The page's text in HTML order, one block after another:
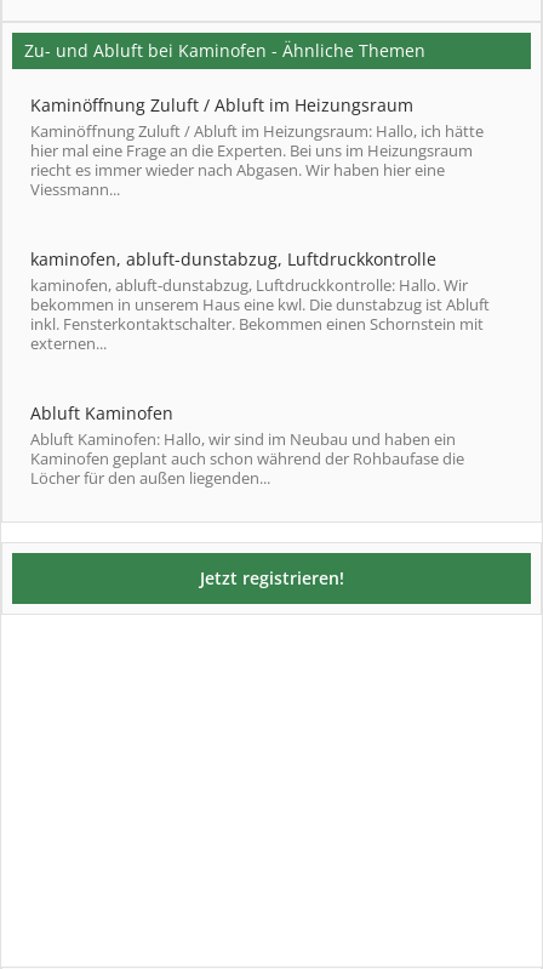
Zu- und Abluft bei Kaminofen - Ähnliche Themen
Kaminöffnung Zuluft / Abluft im Heizungsraum
Kaminöffnung Zuluft / Abluft im Heizungsraum: Hallo, ich hätte
hier mal eine Frage an die Experten. Bei uns im Heizungsraum
riecht es immer wieder nach Abgasen. Wir haben hier eine
Viessmann...
kaminofen, abluft-dunstabzug, Luftdruckkontrolle
kaminofen, abluft-dunstabzug, Luftdruckkontrolle: Hallo. Wir
bekommen in unserem Haus eine kwl. Die dunstabzug ist Abluft
inkl. Fensterkontaktschalter. Bekommen einen Schornstein mit
externen...
Abluft Kaminofen
Abluft Kaminofen: Hallo, wir sind im Neubau und haben ein
Kaminofen geplant auch schon während der Rohbaufase die
Löcher für den außen liegenden...
Jetzt registrieren!